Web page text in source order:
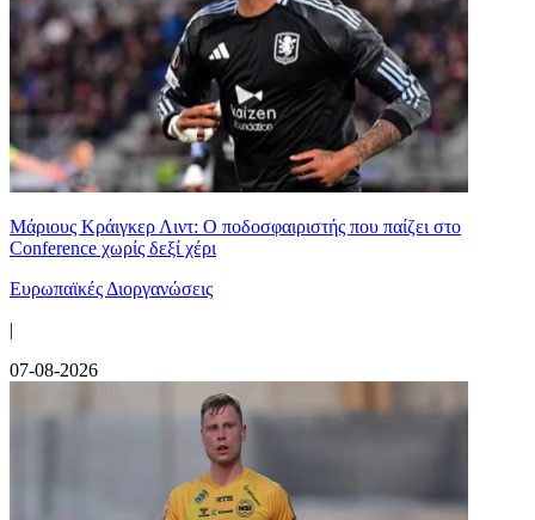
Μάριους Κράιγκερ Λιντ: Ο ποδοσφαιριστής που παίζει στο
Conference χωρίς δεξί χέρι
Ευρωπαϊκές Διοργανώσεις
|
07-08-2026